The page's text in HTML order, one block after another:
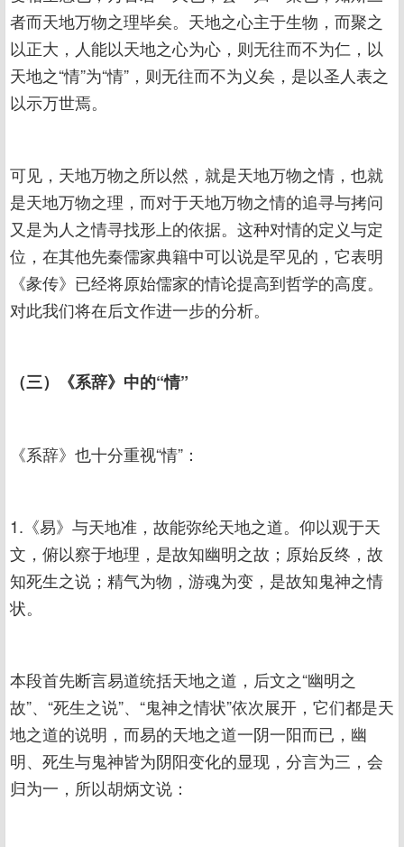
者而天地万物之理毕矣。天地之心主于生物，而聚之
以正大，人能以天地之心为心，则无往而不为仁，以
天地之“情”为“情”，则无往而不为义矣，是以圣人表之
以示万世焉。
可见，天地万物之所以然，就是天地万物之情，也就
是天地万物之理，而对于天地万物之情的追寻与拷问
又是为人之情寻找形上的依据。这种对情的定义与定
位，在其他先秦儒家典籍中可以说是罕见的，它表明
《彖传》已经将原始儒家的情论提高到哲学的高度。
对此我们将在后文作进一步的分析。
（三）《系辞》中的“情”
《系辞》也十分重视“情”：
1.《易》与天地准，故能弥纶天地之道。仰以观于天
文，俯以察于地理，是故知幽明之故；原始反终，故
知死生之说；精气为物，游魂为变，是故知鬼神之情
状。
本段首先断言易道统括天地之道，后文之“幽明之
故”、“死生之说”、“鬼神之情状”依次展开，它们都是天
地之道的说明，而易的天地之道一阴一阳而已，幽
明、死生与鬼神皆为阴阳变化的显现，分言为三，会
归为一，所以胡炳文说：